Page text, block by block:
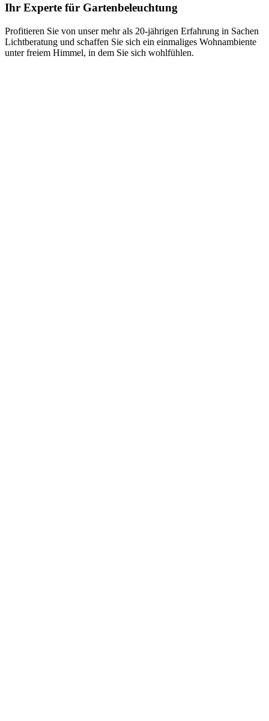
Ihr Experte für Gartenbeleuchtung
Profitieren Sie von unser mehr als 20-jährigen Erfahrung in Sachen
Lichtberatung und schaffen Sie sich ein einmaliges Wohnambiente
unter freiem Himmel, in dem Sie sich wohlfühlen.